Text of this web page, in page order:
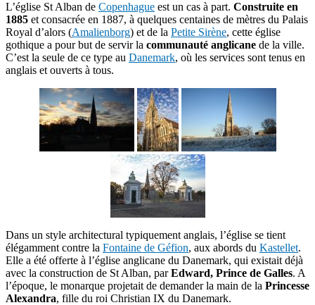
L’église St Alban de Copenhague est un cas à part. Construite en
1885 et consacrée en 1887, à quelques centaines de mètres du Palais
Royal d’alors (Amalienborg) et de la Petite Sirène, cette église
gothique a pour but de servir la communauté anglicane de la ville.
C’est la seule de ce type au Danemark, où les services sont tenus en
anglais et ouverts à tous.
Dans un style architectural typiquement anglais, l’église se tient
élégamment contre la Fontaine de Géfion, aux abords du Kastellet.
Elle a été offerte à l’église anglicane du Danemark, qui existait déjà
avec la construction de St Alban, parEdward, Prince de Galles. A
l’époque, le monarque projetait de demander la main de la Princesse
Alexandra, fille du roi Christian IX du Danemark.